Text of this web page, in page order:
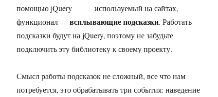
используемый на сайтах,
функционал —всплывающие подсказки. Работать
подсказки будут на jQuery, поэтому не забудьте
подключить эту библиотеку к своему проекту.
Смысл работы подсказок не сложный, все что нам
потребуется, это обрабатывать три события: наведение